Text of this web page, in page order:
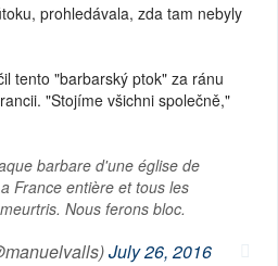
prohledávala, zda tam nebyly
tento "barbarský ptok" za ránu
"Stojíme všichni společně,"
barbare d'une église de
France entière et tous les
Nous ferons bloc.
July 26, 2016